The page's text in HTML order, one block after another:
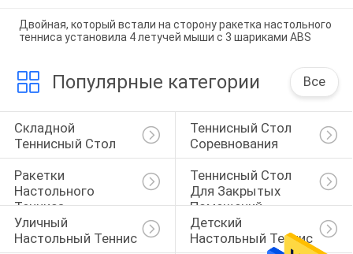
Двойная, который встали на сторону ракетка настольного
тенниса установила 4 летучей мыши с 3 шариками ABS
Популярные категории Все
Складной
Теннисный Стол
Теннисный Стол
Соревнования
Ракетки
Настольного
Тенниса
Теннисный Стол
Для Закрытых
Помещений
Уличный
Настольный Теннис
Детский
Настольный Теннис